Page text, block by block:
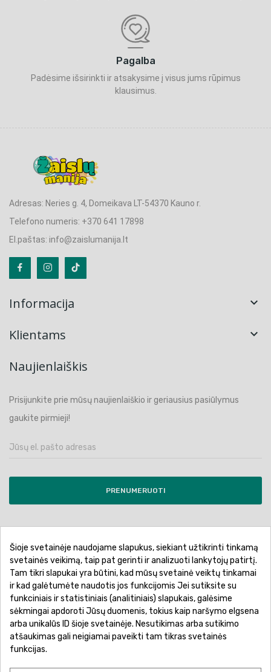
Pagalba
Padėsime išsirinkti ir atsakysime į visus jums rūpimus
klausimus.
Adresas: Neries g. 4, Domeikava LT-54370 Kauno r.
Telefono numeris: +370 641 17898
El.paštas: info@zaislumanija.lt
Informacija 
Klientams 
Naujienlaiškis
Prisijunkite prie mūsų naujienlaiškio ir geriausius pasiūlymus
gaukite pirmieji!
PRENUMERUOTI
Pirkimo sąlygos ir taisyklės
Privatumo politika
Garantinis aptarnavimas
Prekių pristatymas
Prekių grąžinimas
Atsiskaitymo būdai
Šioje svetainėje naudojame slapukus, siekiant užtikrinti tinkamą
svetainės veikimą, taip pat gerinti ir analizuoti lankytojų patirtį.
Tam tikri slapukai yra būtini, kad mūsų svetainė veiktų tinkamai
ir kad galėtumėte naudotis jos funkcijomis Jei sutiksite su
funkciniais ir statistiniais (analitiniais) slapukais, galėsime
sėkmingai apdoroti Jūsų duomenis, tokius kaip naršymo elgsena
arba unikalūs ID šioje svetainėje. Nesutikimas arba sutikimo
atšaukimas gali neigiamai paveikti tam tikras svetainės
funkcijas.